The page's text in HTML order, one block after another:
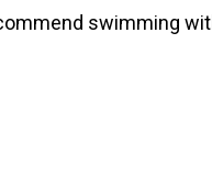
swimming